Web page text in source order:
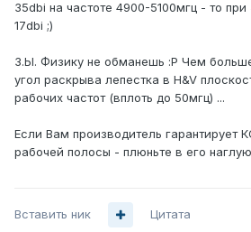
35dbi на частоте 4900-5100мгц - то при
17dbi ;)
З.Ы. Физику не обманешь :P Чем
угол раскрыва лепестка в H&V
рабочих частот (вплоть до 50мгц) ...
Если Вам производитель гарантирует
рабочей полосы - плюньте в его
Вставить ник Цитата